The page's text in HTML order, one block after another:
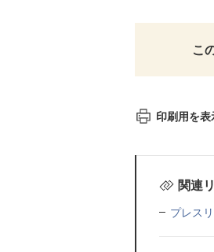
こ
印刷用を表
関連
プレス